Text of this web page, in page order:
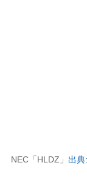
NEC「HLDZ」 出典